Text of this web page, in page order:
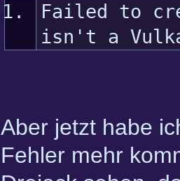
Failed to
isn't a
Aber jetzt habe
Fehler mehr